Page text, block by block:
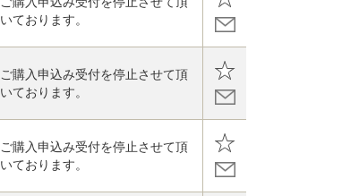
いております。
ご購入申込み受付を停止させて頂
いております。
ご購入申込み受付を停止させて頂
いております。